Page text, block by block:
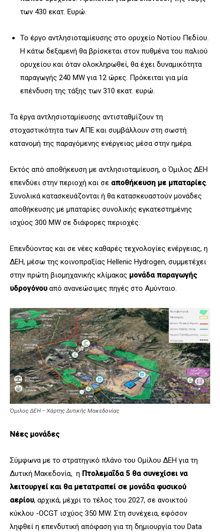
των 430 εκατ. Ευρώ.
Το έργο αντλησιοταμίευσης στο ορυχείο Νοτίου Πεδίου.
Η κάτω δεξαμενή θα βρίσκεται στον πυθμένα του παλιού
ορυχείου και όταν ολοκληρωθεί, θα έχει δυναμικότητα
παραγωγής 240 MW για 12 ώρες. Πρόκειται για μία
επένδυση της τάξης των 310 εκατ. ευρώ.
Τα έργα αντλησιοταμίευσης αντισταθμίζουν τη
στοχαστικότητα των ΑΠΕ και συμβάλλουν στη σωστή
κατανομή της παραγόμενης ενέργειας μέσα στην ημέρα.
Εκτός από αποθήκευση με αντλησιοταμίευση, ο Όμιλος ΔΕΗ
επενδύει στην περιοχή και σε αποθήκευση με μπαταρίες.
Συνολικά κατασκευάζονται ή θα κατασκευαστούν μονάδες
αποθήκευσης με μπαταρίες συνολικής εγκατεστημένης
ισχύος 300 MW σε διάφορες περιοχές.
Επενδύοντας και σε νέες καθαρές τεχνολογίες ενέργειας, η
ΔΕΗ, μέσω της κοινοπραξίας Hellenic Hydrogen, συμμετέχει
στην πρώτη βιομηχανικής κλίμακας μονάδα παραγωγής
υδρογόνουαπό ανανεώσιμες πηγές στο Αμύνταιο.
Όμιλος ΔΕΗ – Χάρτης Δυτικής Μακεδονίας
Νέες μονάδες
Σύμφωνα με το στρατηγικό πλάνο του Ομίλου ΔΕΗ για τη
Δυτική Μακεδονία, η Πτολεμαΐδα 5 θα συνεχίσει να
λειτουργεί και θα μετατραπεί σε μονάδα φυσικού
αερίου, αρχικά, μέχρι το τέλος του 2027, σε ανοικτού
κύκλου -OCGT ισχύος 350 MW. Στη συνέχεια, εφόσον
ληφθεί η επενδυτική απόφαση για τη δημιουργία του Data